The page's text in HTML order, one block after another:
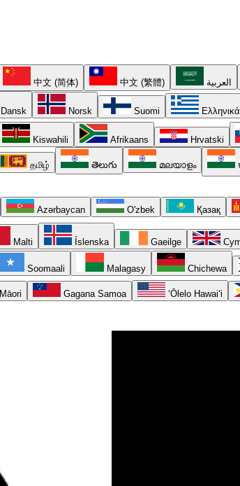
中文 (简体) 中文 (繁體) العربية
Dansk Norsk Suomi Ελληνικά
Kiswahili Afrikaans Hrvatski
தமிழ் తెలుగు മലയാളം
Azərbaycan O'zbek Қазақ
Malti Íslenska Gaeilge
Soomaali Malagasy Chichewa
Māori Gagana Samoa ʻŌlelo Hawaiʻi